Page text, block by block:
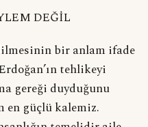
DEĞİL
bir anlam ifade
tehlikeyi
gereği duyduğunu
en güçlü kalemiz.